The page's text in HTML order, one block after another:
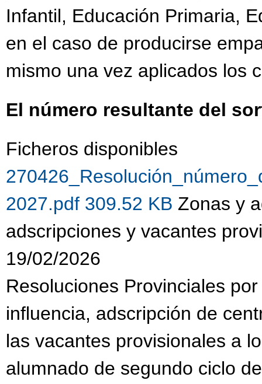
Infantil, Educación Primaria,
en el caso de producirse
mismo una vez aplicados los
El número resultante del
Ficheros disponibles
2027.pdf 309.52 KB Zonas y
adscripciones y vacantes
19/02/2026
Resoluciones Provinciales
influencia, adscripción de
las vacantes provisionales a
alumnado de segundo ciclo